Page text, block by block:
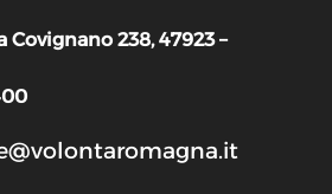
Covignano 238, 47923 –